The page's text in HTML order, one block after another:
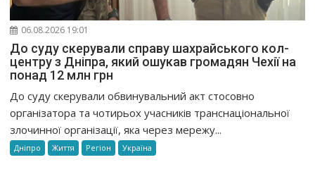
06.08.2026 19:01
До суду скерували справу шахрайського кол-
центру з Дніпра, який ошукав громадян Чехії на
понад 12 млн грн
До суду скерували обвинувальний акт стосовно
організатора та чотирьох учасників транснаціональної
злочинної організації, яка через мережу...
Дніпро Життя Регіон Україна